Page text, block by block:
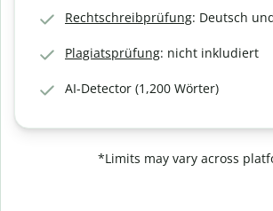
Rechtschreibprüfung: Deutsch
Plagiatsprüfung: nicht inkludiert
AI-Detector (1,200 Wörter)
*Limits may vary across